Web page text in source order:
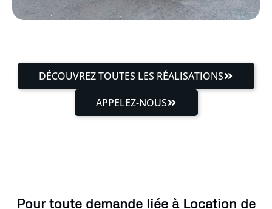
DÉCOUVREZ TOUTES LES RÉALISATIONS
APPELEZ-NOUS
Pour toute demande liée à Location de